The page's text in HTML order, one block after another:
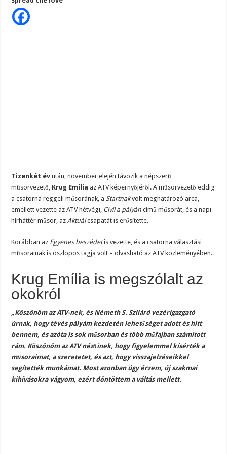
Hatalmas Botrány a Parlamentben: a Fidesz ismét kitett magáért!
Jön az AUGUSZTUSI pénzeső! Ez a 3 csillagjegy részesül belőle: A cikk a
Tizenkét év után, november elején távozik a népszerű
műsorvezető, Krug Emília az ATV képernyőjéről. A műsorvezető eddig
a csatorna reggeli műsorának, aStartnakvolt meghatározó arca,
emellett vezette az ATV hétvégi, Civil a pályán című műsorát, és a napi
hírháttér műsor, azAktuálcsapatát is erősítette.
Korábban az Egyenes beszédetis vezette, és a csatorna választási
műsorainak is oszlopos tagja volt – olvasható az ATV közleményében.
Krug Emília is megszólalt az
okokról
„Köszönöm az ATV-nek, és Németh S. Szilárd vezérigazgató
úrnak, hogy tévés pályám kezdetén lehetőséget adott és hitt
bennem, és azóta is sok műsorban és több műfajban számított
rám. Köszönöm az ATV nézőinek, hogy figyelemmel kísérték a
műsoraimat, a szeretetet, és azt, hogy visszajelzéseikkel
segítették munkámat. Most azonban úgy érzem, új szakmai
kihívásokra vágyom, ezért döntöttem a váltás mellett.